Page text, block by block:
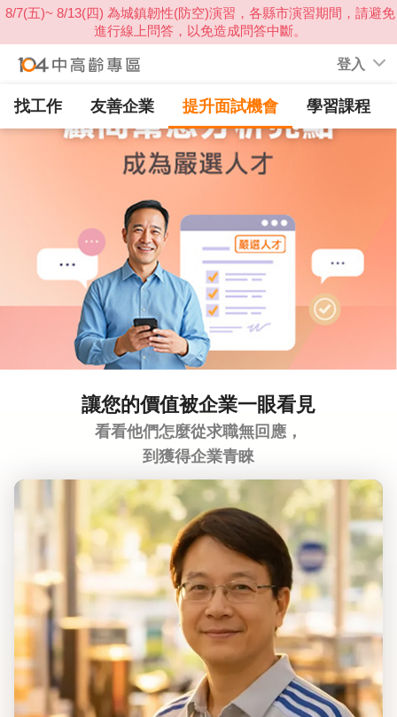
登入
找工作 友善企業 提升面試機會 學習課程
讓您的價值被企業一眼看見
看看他們怎麼從求職無回應，
到獲得企業青睞